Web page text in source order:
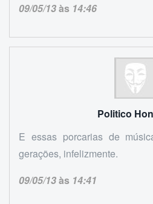
09/05/13às 14:46
Politico
E essas porcarias de
gerações, infelizmente.
09/05/13às 14:41